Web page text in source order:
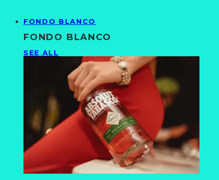
FONDO BLANCO
FONDO BLANCO
SEE ALL